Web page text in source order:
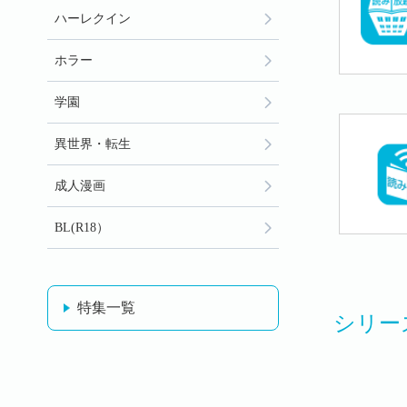
シリー
ハーレクイン
ホラー
学園
異世界・転生
成人漫画
BL(R18）
特集一覧